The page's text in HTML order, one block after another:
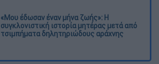
«Μου έδωσαν έναν μήνα ζωής»: Η
συγκλονιστική ιστορία μητέρας μετά από
τσιμπήματα δηλητηριώδους αράχνης